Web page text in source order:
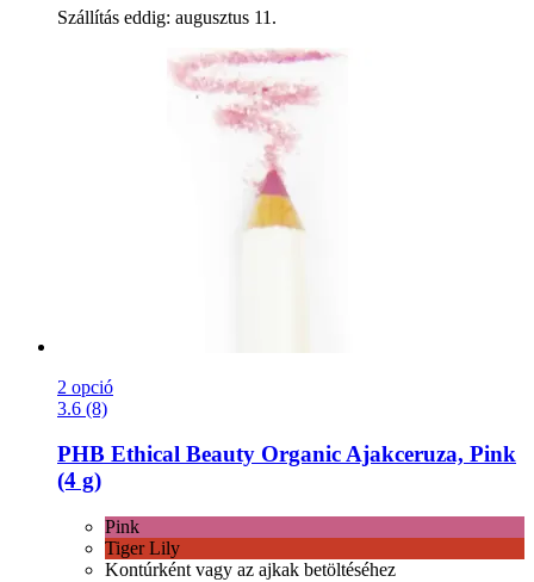
Szállítás eddig: augusztus 11.
2 opció
3.6 (8)
PHB Ethical Beauty Organic Ajakceruza, Pink
(4 g)
Pink
Tiger Lily
Kontúrként vagy az ajkak betöltéséhez